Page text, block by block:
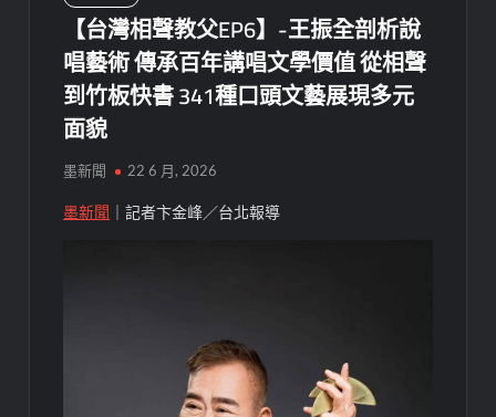
【台灣相聲教父EP6】-王振全剖析說
唱藝術 傳承百年講唱文學價值 從相聲
到竹板快書 341種口頭文藝展現多元
面貌
墨新聞 22 6 月, 2026
墨新聞 ｜記者卞金峰／台北報導